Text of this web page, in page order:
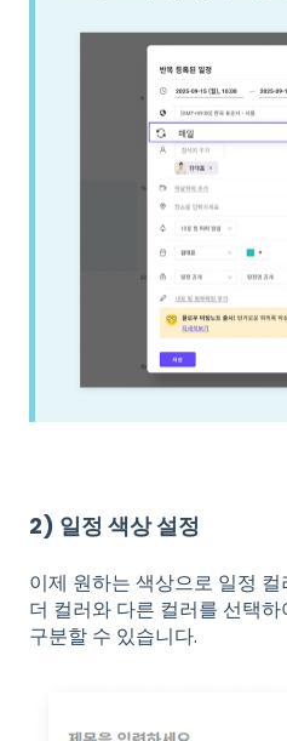
2) 일정 색상 설정
이제 원하는 색상으로 일정
더 컬러와 다른 컬러를 선택
구분할 수 있습니다.